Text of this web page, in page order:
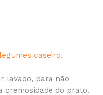
caseiro.
lavado, para não
cremosidade do prato.